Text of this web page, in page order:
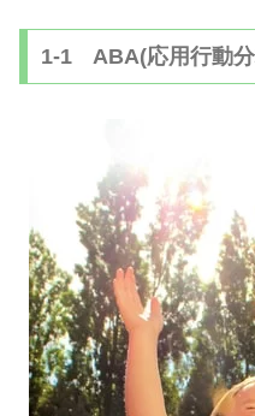
1-1 ABA(応用行動分